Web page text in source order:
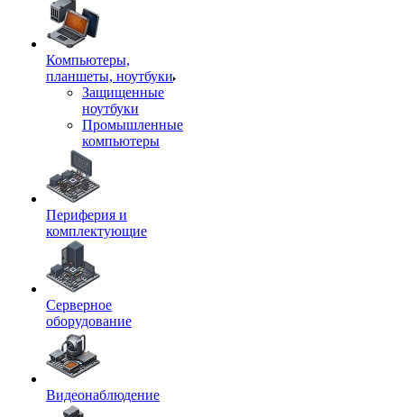
Компьютеры,
планшеты, ноутбуки
Защищенные
ноутбуки
Промышленные
компьютеры
Периферия и
комплектующие
Серверное
оборудование
Видеонаблюдение